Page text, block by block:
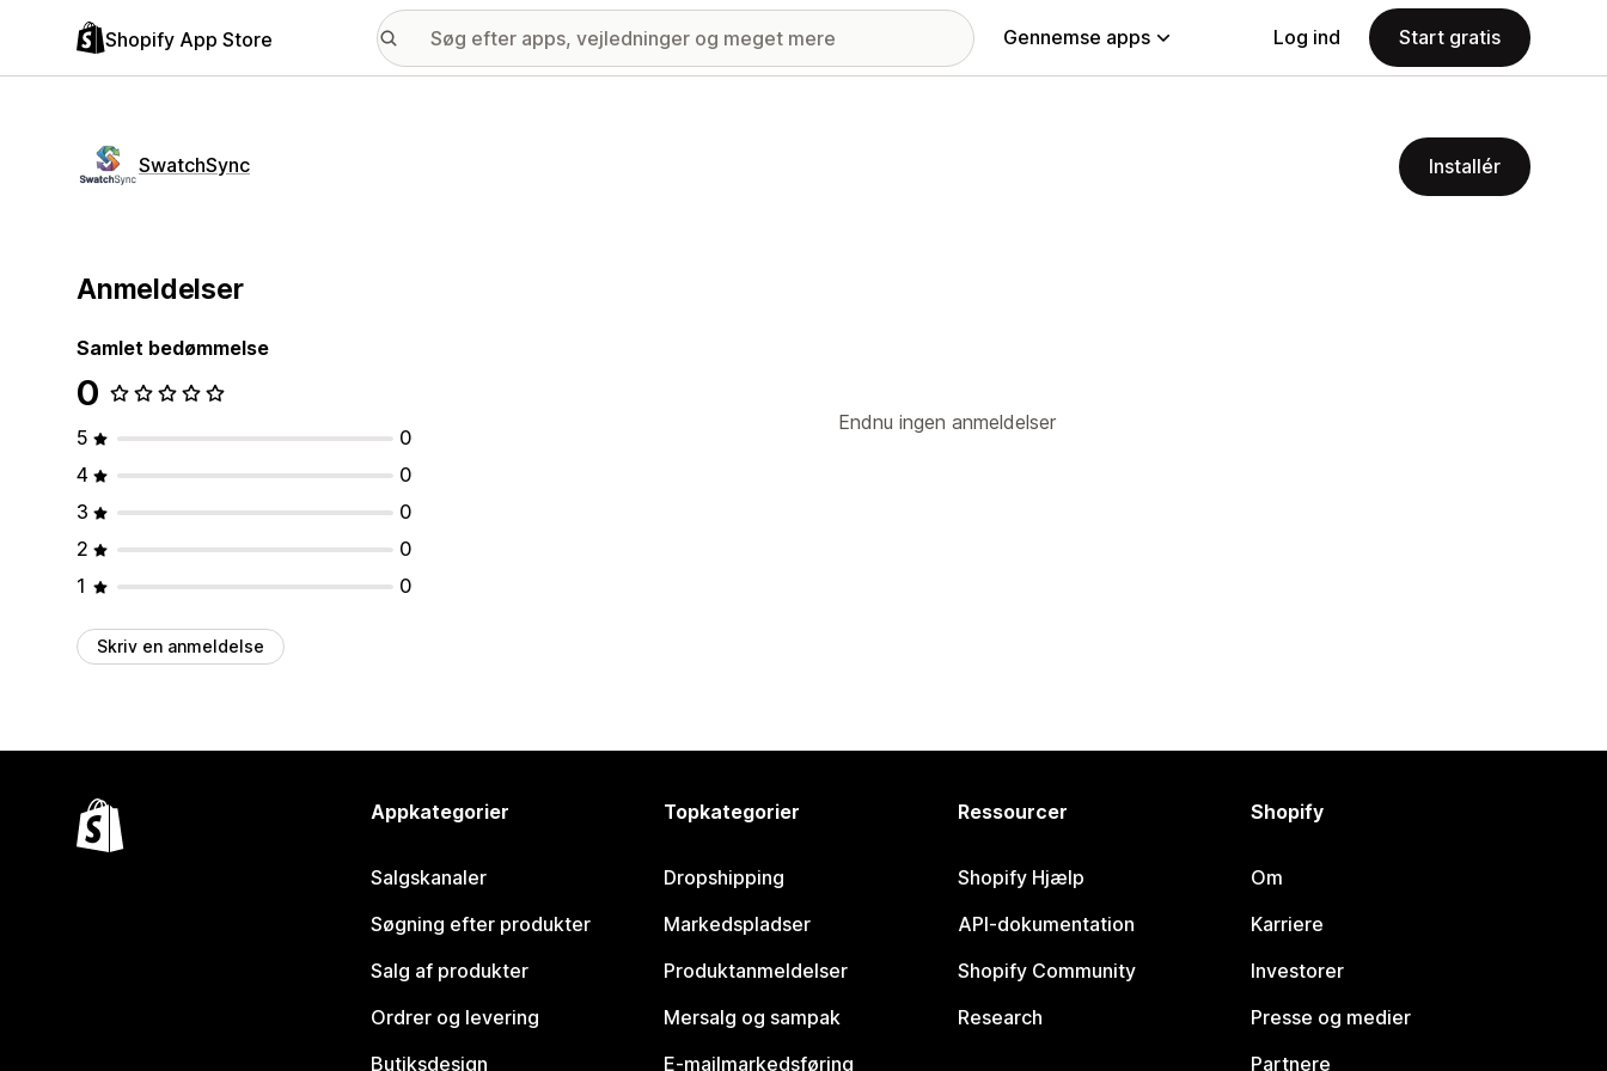
Shopify App Store Gennemse apps Log ind Start gratis
SwatchSync Installér
Anmeldelser
Samlet bedømmelse
0
5
0
4
0
3
0
2
0
1
0
Skriv en anmeldelse
Endnu ingen anmeldelser
Appkategorier
Salgskanaler
Søgning efter produkter
Salg af produkter
Ordrer og levering
Butiksdesign
Topkategorier
Dropshipping
Markedspladser
Produktanmeldelser
Mersalg og sampak
E-mailmarkedsføring
Ressourcer
Shopify Hjælp
API-dokumentation
Shopify Community
Research
Shopify
Om
Karriere
Investorer
Presse og medier
Partnere